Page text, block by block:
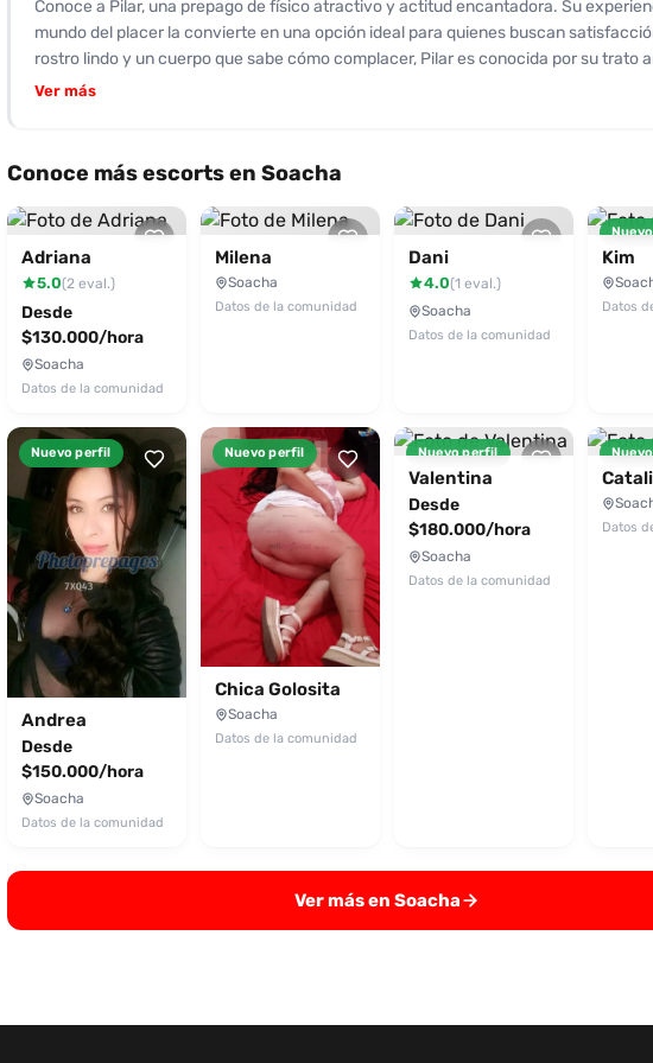
Conoce a Pilar, una prepago de físico atractivo y actitud encantadora. Su
mundo del placer la convierte en una opción ideal para quienes buscan
rostro lindo y un cuerpo que sabe cómo complacer, Pilar es conocida por su trato
habilidad para hacer que cada encuentro sea único. A pesar de ser una mujer
garantiza momentos inolvidables. Pilar ofrece un servicio excepcional, y cuenta
¡Déjate seducir por la experiencia de Pilar y disfruta de un encuentro que te
Ver más
Conoce más escorts en Soacha
Adriana
5.0(2 eval.)
Desde
$130.000/hora
Soacha
Datos de la comunidad
Milena
Soacha
Datos de la comunidad
Dani
4.0(1 eval.)
Soacha
Datos de la comunidad
Kim
Datos
Nuevo perfil
Andrea
Desde
$150.000/hora
Soacha
Datos de la comunidad
Nuevo perfil
Chica Golosita
Soacha
Datos de la comunidad
Nuevo perfil
Valentina
Desde
$180.000/hora
Soacha
Datos de la comunidad
Datos
Ver más en Soacha